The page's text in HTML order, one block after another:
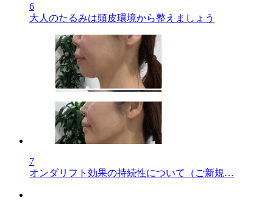
6
大人のたるみは頭皮環境から整えましょう
7
オンダリフト効果の持続性について（ご新規…